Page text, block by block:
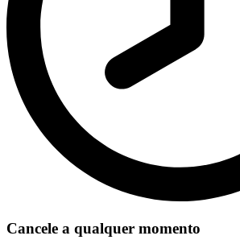
Cancele a qualquer momento